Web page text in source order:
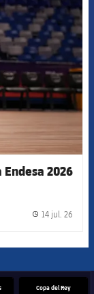
2026
14 jul. 26
Copa del Rey